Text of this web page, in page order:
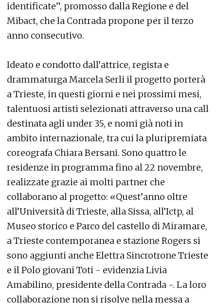
identificate”, promosso dalla Regione e del
Mibact, che la Contrada propone per il terzo
anno consecutivo.
Ideato e condotto dall’attrice, regista e
drammaturga Marcela Serli il progetto porterà
a Trieste, in questi giorni e nei prossimi mesi,
talentuosi artisti selezionati attraverso una call
destinata agli under 35, e nomi già noti in
ambito internazionale, tra cui la pluripremiata
coreografa Chiara Bersani. Sono quattro le
residenze in programma fino al 22 novembre,
realizzate grazie ai molti partner che
collaborano al progetto: «Quest’anno oltre
all’Università di Trieste, alla Sissa, all’Ictp, al
Museo storico e Parco del castello di Miramare,
a Trieste contemporanea e stazione Rogers si
sono aggiunti anche Elettra Sincrotrone Trieste
e il Polo giovani Toti - evidenzia Livia
Amabilino, presidente della Contrada -. La loro
collaborazione non si risolve nella messa a